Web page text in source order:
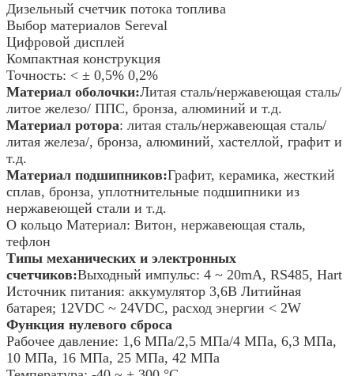
Дизельный счетчик потока топлива
Выбор материалов Sereval
Цифровой дисплей
Компактная конструкция
Точность: < ± 0,5% 0,2%
Материал оболочки:Литая сталь/нержавеющая сталь/
литое железо/ ППС, бронза, алюминий и т.д.
Материал ротора: литая сталь/нержавеющая сталь/
литая железа/, бронза, алюминий, хастеллой, графит и
т.д.
Материал подшипников:Графит, керамика, жесткий
сплав, бронза, уплотнительные подшипники из
нержавеющей стали и т.д.
О кольцо Материал: Витон, нержавеющая сталь,
тефлон
Типы механических и электронных
счетчиков:Выходный импульс: 4 ~ 20mA, RS485, Hart
Источник питания: аккумулятор 3,6В Литийная
батарея; 12VDC ~ 24VDC, расход энергии < 2W
Функция нулевого сброса
Рабочее давление: 1,6 МПа/2,5 МПа/4 МПа, 6,3 МПа,
10 МПа, 16 МПа, 25 МПа, 42 МПа